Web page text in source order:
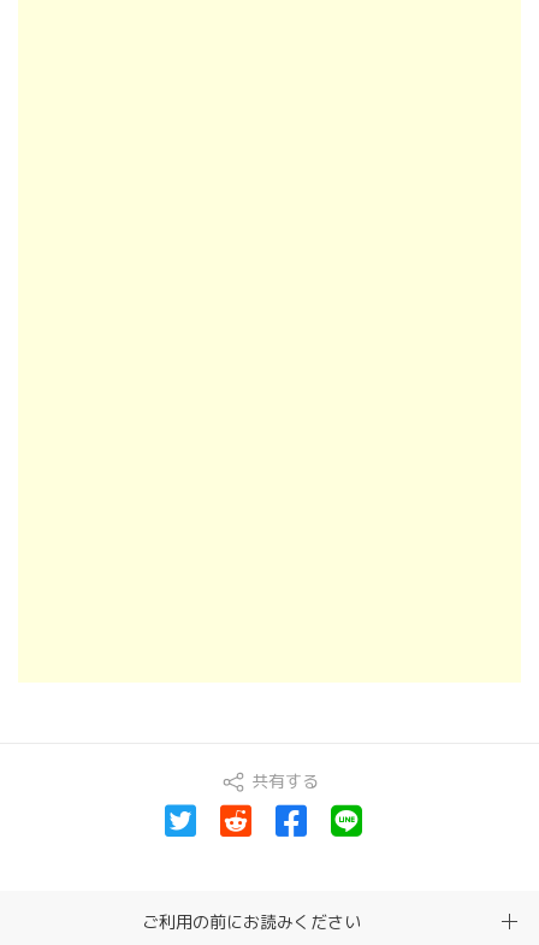
共有する
ご利用の前にお読みください